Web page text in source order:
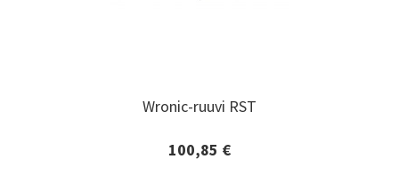
Wronic-ruuvi RST
100,85 €
Wronic-ruuvi RST
Lisätiedot ja tilaaminen